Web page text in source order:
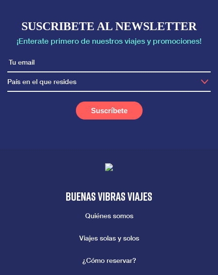
SUSCRIBETE AL NEWSLETTER
¡Enterate primero de nuestros viajes y promociones!
País en el que resides
Buenas vibras viajes
Quiénes somos
Viajes solas y solos
¿Cómo reservar?